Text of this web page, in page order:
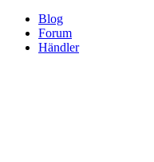
Blog
Forum
Händler